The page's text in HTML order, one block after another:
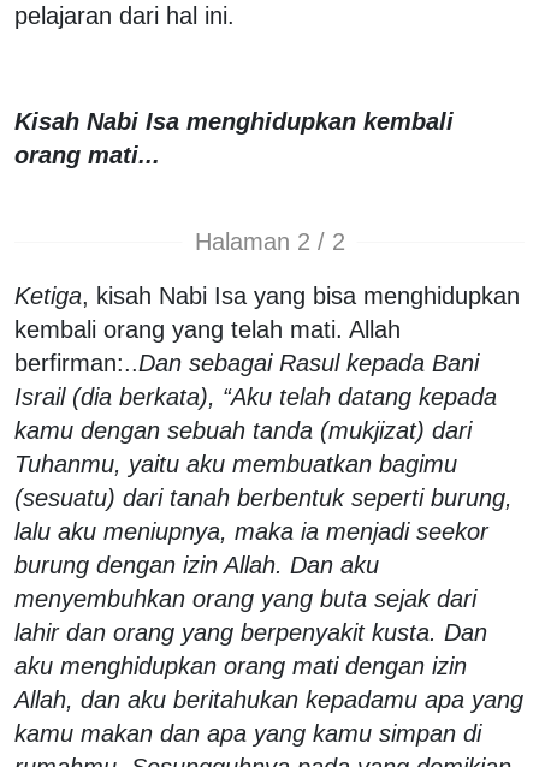
pelajaran dari hal ini.
Kisah Nabi Isa menghidupkan kembali
orang mati...
Halaman 2 / 2
Ketiga, kisah Nabi Isa yang bisa menghidupkan
kembali orang yang telah mati. Allah
berfirman:..Dan sebagai Rasul kepada Bani
Israil (dia berkata), “Aku telah datang kepada
kamu dengan sebuah tanda (mukjizat) dari
Tuhanmu, yaitu aku membuatkan bagimu
(sesuatu) dari tanah berbentuk seperti burung,
lalu aku meniupnya, maka ia menjadi seekor
burung dengan izin Allah. Dan aku
menyembuhkan orang yang buta sejak dari
lahir dan orang yang berpenyakit kusta. Dan
aku menghidupkan orang mati dengan izin
Allah, dan aku beritahukan kepadamu apa yang
kamu makan dan apa yang kamu simpan di